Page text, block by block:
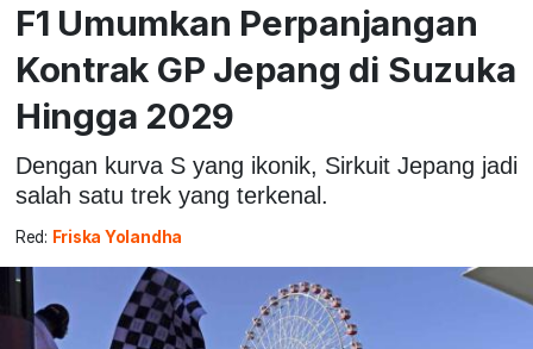
F1 Umumkan Perpanjangan
Kontrak GP Jepang di Suzuka
Hingga 2029
Dengan kurva S yang ikonik, Sirkuit Jepang jadi
salah satu trek yang terkenal.
Red: Friska Yolandha